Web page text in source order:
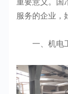
重要意义。国
服务的企业，
一、机电